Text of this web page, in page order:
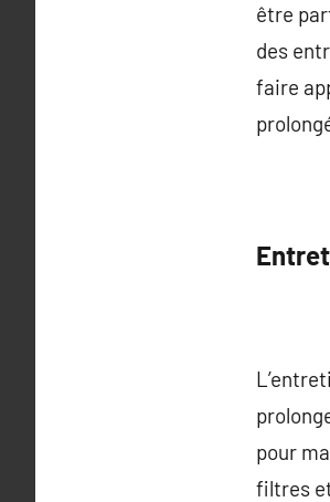
être
des
faire
pour
filtres